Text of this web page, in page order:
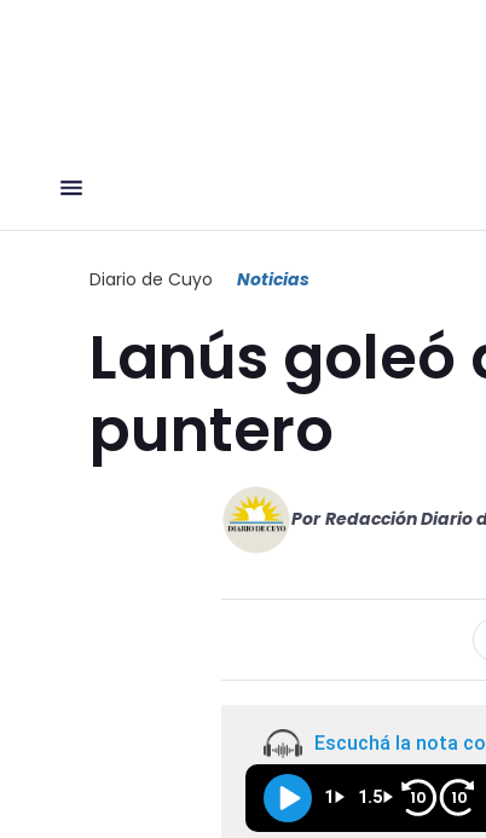
Diario de Cuyo Noticias
Lanús goleó
puntero
Por Redacción Diario
Escuchá la nota
1 1.5 10 10